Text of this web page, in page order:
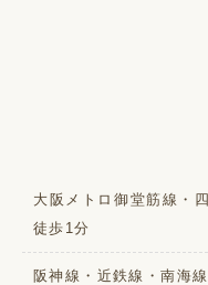
大阪メトロ御堂筋線・
徒歩1分
阪神線・近鉄線・南海